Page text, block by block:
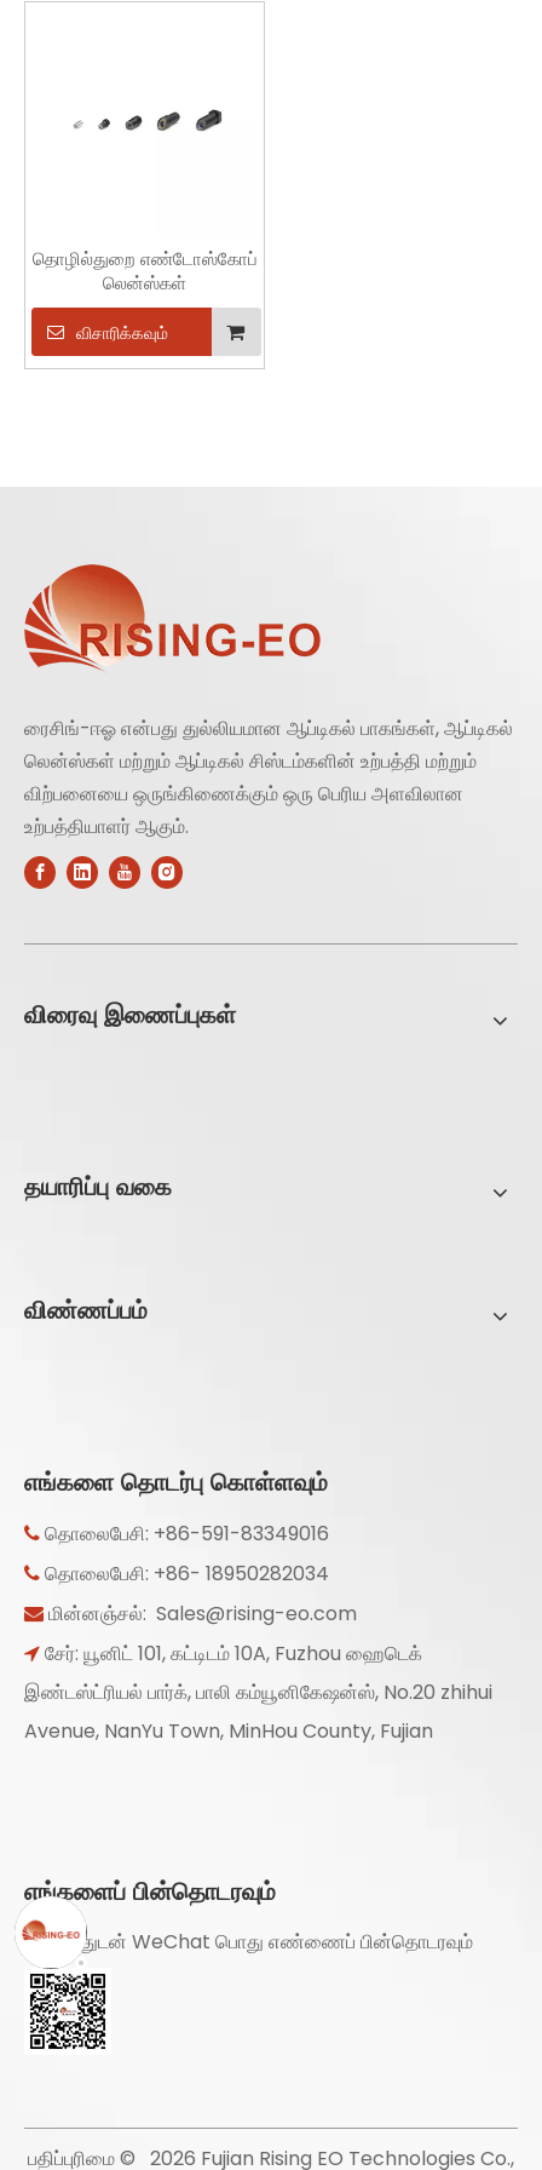
தொழில்துறை எண்டோஸ்கோப்
லென்ஸ்கள்
விசாரிக்கவும்
ரைசிங்-ஈஓ என்பது துல்லியமான ஆப்டிகல் பாகங்கள், ஆப்டிகல்
லென்ஸ்கள் மற்றும் ஆப்டிகல் சிஸ்டம்களின் உற்பத்தி மற்றும்
விற்பனையை ஒருங்கிணைக்கும் ஒரு பெரிய அளவிலான
உற்பத்தியாளர் ஆகும்.
விரைவு இணைப்புகள்
தயாரிப்பு வகை
விண்ணப்பம்
எங்களை தொடர்பு கொள்ளவும்
 தொலைபேசி: +86-591-83349016
 தொலைபேசி: +86- 18950282034
 மின்னஞ்சல்: Sales@rising-eo.com
 சேர்: யூனிட் 101, கட்டிடம் 10A, Fuzhou ஹைடெக்
இண்டஸ்ட்ரியல் பார்க், பாலி கம்யூனிகேஷன்ஸ், No.20 zhihui
Avenue, NanYu Town, MinHou County, Fujian
எங்களைப் பின்தொடரவும்
ஆர்வத்துடன் WeChat பொது எண்ணைப் பின்தொடரவும்
பதிப்புரிமை © 2026 Fujian Rising EO Technologies Co.,